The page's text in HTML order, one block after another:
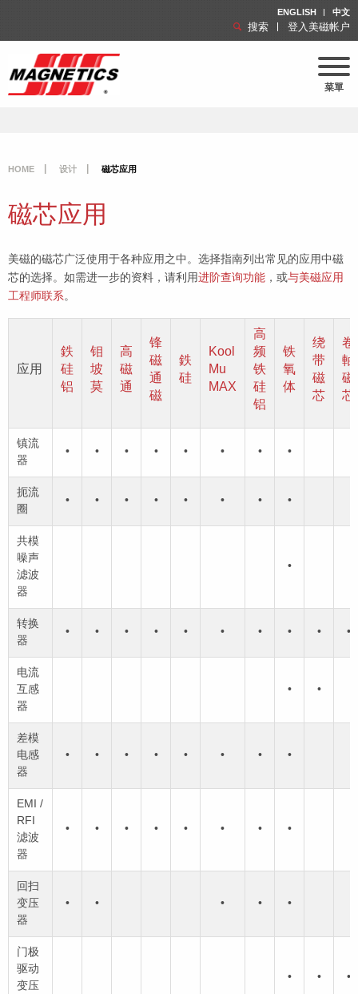
ENGLISH 中文
搜索 登入美磁帐户
菜單
HOME 设计 磁芯应用
磁芯应用
美磁的磁芯广泛使用于各种应用之中。选择指南列出常见的应用中磁
芯的选择。如需进一步的资料，请利用进阶查询功能 ，或与美磁应用
工程师联系。
应用
鉄
硅
铝
钼
坡
莫
高
磁
通
锋
磁
通
磁
鉄
硅
Kool
Mu
MAX
高
频
铁
硅
铝
铁
氧
体
绕
带
磁
芯
卷
軸
磁
芯
镇流
器
• • • • • • • •
扼流
圈
• • • • • • • •
共模
噪声
滤波
器
•
转换
器
• • • • • • • • • •
电流
互感
器
• •
差模
电感
器
• • • • • • • •
EMI /
RFI
滤波
器
• • • • • • • •
回扫
变压
器
• • • • •
门极
驱动
变压
• • •